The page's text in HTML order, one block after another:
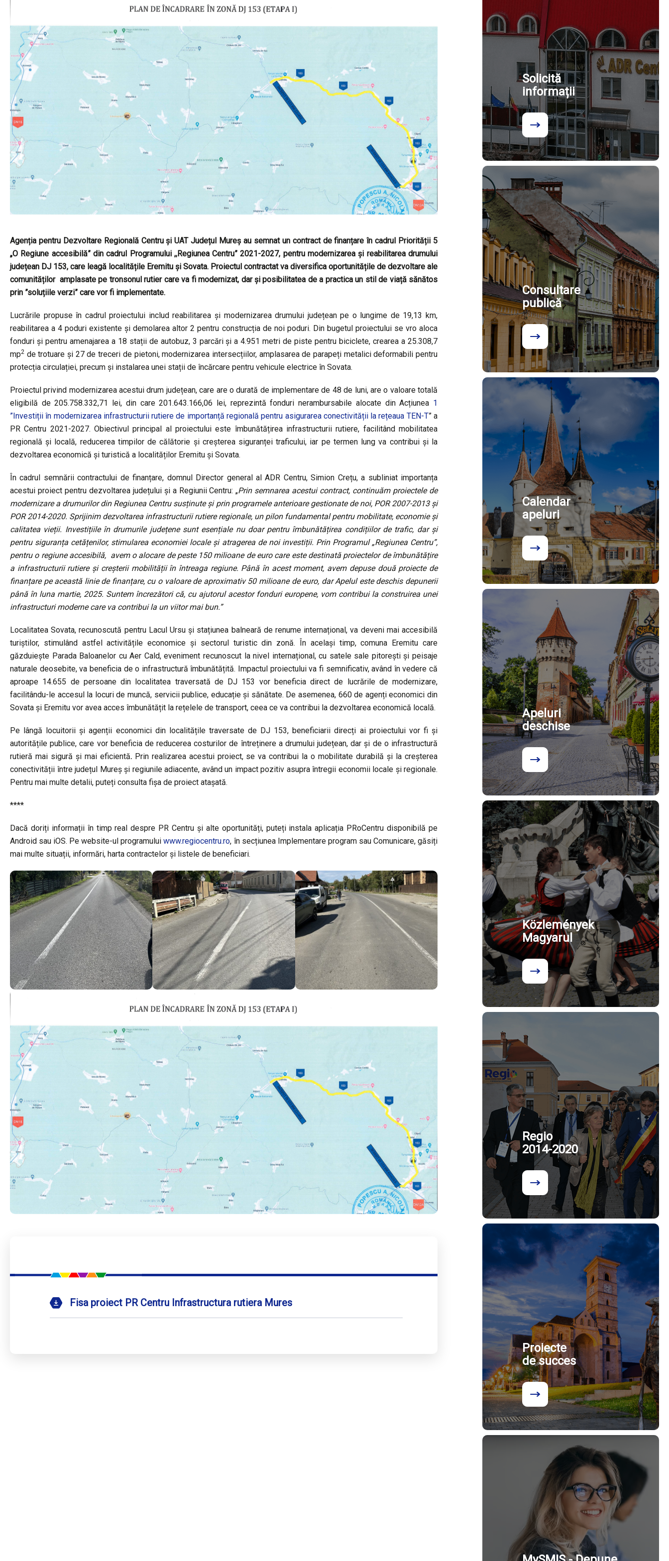
Agenția pentru Dezvoltare Regională Centru și UAT Județul Mureș au semnat un contract de finanțareîn cadrul Priorității 5
„O Regiune accesibilă” dincadrul Programului ,,Regiunea Centru” 2021-2027, pentru modernizarea și reabilitarea drumului
județean DJ 153, care leagă localitățile Eremitu și Sovata. Proiectul contractat va diversifica oportunitățile de dezvoltare ale
comunităților amplasate pe tronsonul rutier care va fi modernizat, dar și posibilitatea de a practica un stil de viață sănătos
prin ”soluțiile verzi” care vor fi implementate.
Lucrările propuse în cadrul proiectului includ reabilitarea și modernizarea drumului județean pe o lungime de 19,13 km,
reabilitarea a 4 poduri existente și demolarea altor 2 pentru construcția de noi poduri. Din bugetul proiectului se vro aloca
fonduri și pentru amenajarea a 18 stații de autobuz, 3 parcări și a 4.951 metri de piste pentru biciclete, crearea a 25.308,7
mp2 de trotuare și 27 de treceri de pietoni, modernizarea intersecțiilor, amplasarea de parapeți metalici deformabili pentru
protecția circulației, precum și instalarea unei stații de încărcare pentru vehicule electrice în Sovata.
Proiectul privind modernizarea acestui drum județean, care are o durată de implementare de 48 de luni, are o valoare totală
eligibilă de 205.758.332,71 lei, din care 201.643.166,06 lei, reprezintă fonduri nerambursabile alocate din Acțiunea 1
”Investiții în modernizarea infrastructurii rutiere de importanță regională pentru asigurarea conectivității la rețeaua TEN-T” a
PR Centru 2021-2027. Obiectivul principal al proiectului este îmbunătățirea infrastructurii rutiere, facilitând mobilitatea
regională și locală, reducerea timpilor de călătorie și creșterea siguranței traficului, iar pe termen lung va contribui și la
dezvoltarea economică și turistică a localităților Eremitu și Sovata.
În cadrul semnării contractului de finanțare, domnul Director general al ADR Centru, Simion Crețu, a subliniat importanța
acestui proiect pentru dezvoltarea județului și a Regiunii Centru: „Prin semnarea acestui contract, continuăm proiectele de
modernizare a drumurilor din Regiunea Centru susținute și prin programele anterioare gestionate de noi, POR 2007-2013 și
POR 2014-2020. Sprijinim dezvoltarea infrastructurii rutiere regionale, un pilon fundamental pentru mobilitate, economie și
calitatea vieții. Investițiile în drumurile județene sunt esențiale nu doar pentru îmbunătățirea condițiilor de trafic, dar și
pentru siguranța cetățenilor, stimularea economiei locale și atragerea de noi investiții. Prin Programul „Regiunea Centru”,
pentru o regiune accesibilă, avem o alocare de peste 150 milioane de euro care este destinată proiectelor de îmbunătățire
a infrastructurii rutiere și creșterii mobilității în întreaga regiune. Până în acest moment, avem depuse două proiecte de
finanțare pe această linie de finanțare, cu o valoare de aproximativ 50 milioane de euro, dar Apelul este deschis depunerii
până în luna martie, 2025. Suntem încrezători că, cu ajutorul acestor fonduri europene, vom contribui la construirea unei
infrastructuri moderne care va contribui la un viitor mai bun.”
Localitatea Sovata, recunoscută pentru Lacul Ursu și stațiunea balneară de renume internațional, va deveni mai accesibilă
turiștilor, stimulând astfel activitățile economice și sectorul turistic din zonă. În același timp, comuna Eremitu care
găzduiește Parada Baloanelor cu Aer Cald, eveniment recunoscut la nivel internațional, cu satele sale pitorești și peisaje
naturale deosebite, va beneficia de o infrastructură îmbunătățită. Impactul proiectului va fi semnificativ, având în vedere că
aproape 14.655 de persoane din localitatea traversată de DJ 153 vor beneficia direct de lucrările de modernizare,
facilitându-le accesul la locuri de muncă, servicii publice, educație și sănătate. De asemenea, 660 de agenți economici din
Sovata și Eremitu vor avea acces îmbunătățit la rețelele de transport, ceea ce va contribui la dezvoltarea economică locală.
Pe lângă locuitorii și agenții economici din localitățile traversate de DJ 153, beneficiarii direcți ai proiectului vor fi și
autoritățile publice, care vor beneficia de reducerea costurilor de întreținere a drumului județean, dar și de o infrastructură
rutieră mai sigură și mai eficientă. Prin realizarea acestui proiect, se va contribui la o mobilitate durabilă și la creșterea
conectivității între județul Mureș și regiunile adiacente, având un impact pozitiv asupra întregii economii locale și regionale.
Pentru mai multe detalii, puteți consulta fișa de proiect atașată.
****
Dacă doriți informații în timp real despre PR Centru și alte oportunități, puteți instala aplicația PRoCentru disponibilă pe
Android sau iOS. Pe website-ul programuluiwww.regiocentru.ro, în secțiunea Implementare program sau Comunicare, găsiți
mai multe situații, informări, harta contractelor și listele de beneficiari.
Fisa proiect PR Centru Infrastructura rutiera Mures
Solicită
informații
Consultare
publică
Calendar
apeluri
Apeluri
deschise
Közlemények
Magyarul
Regio
2014-2020
Proiecte
de succes